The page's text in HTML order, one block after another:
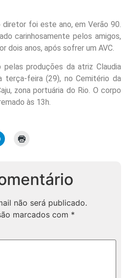
foi este ano, em Verão 90.
carinhosamente pelos amigos,
dois anos, após sofrer um AVC.
produções da atriz Claudia
terça-feira (29), no Cemitério da
zona portuária do Rio. O corpo
às 13h.
não será publicado.
marcados com *